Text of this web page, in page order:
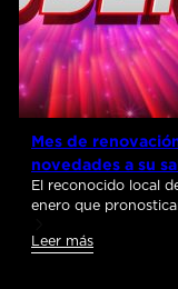
Mes de
novedades a su
El reconocido local
enero que
Leer más